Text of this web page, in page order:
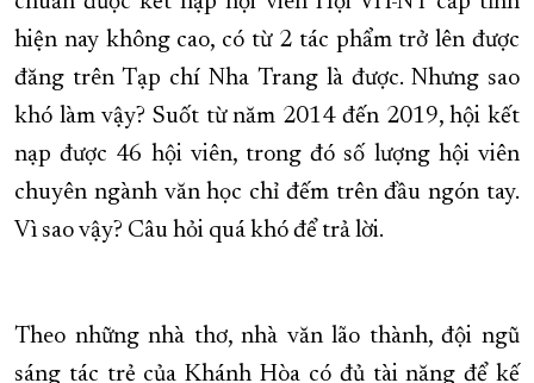
hiện nay không cao, có từ 2 tác phẩm trở lên được
đăng trên Tạp chí Nha Trang là được. Nhưng sao
khó làm vậy? Suốt từ năm 2014 đến 2019, hội kết
nạp được 46 hội viên, trong đó số lượng hội viên
chuyên ngành văn học chỉ đếm trên đầu ngón tay.
Vì sao vậy? Câu hỏi quá khó để trả lời.
Theo những nhà thơ, nhà văn lão thành, đội ngũ
sáng tác trẻ của Khánh Hòa có đủ tài năng để kế